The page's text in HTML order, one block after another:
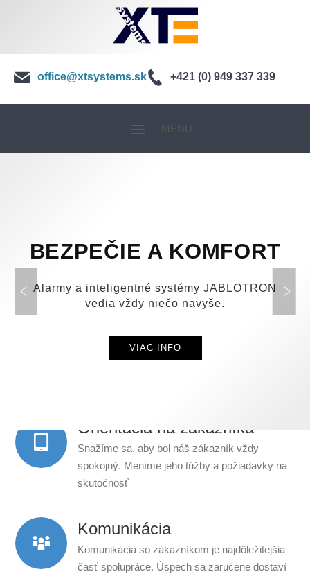
+421 (0) 949 337 339
office@xtsystems.sk
MENU
BEZPEČIE A KOMFORT
Alarmy a inteligentné systémy JABLOTRON
vedia vždy niečo navyše.
VIAC INFO
Orientácia na zákazníka
Snažíme sa, aby bol náš zákazník vždy
spokojný. Meníme jeho túžby a požiadavky na
skutočnosť
Komunikácia
Komunikácia so zákazníkom je najdôležitejšia
časť spolupráce. Úspech sa zaručene dostaví